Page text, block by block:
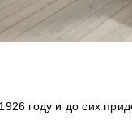
году и до сих